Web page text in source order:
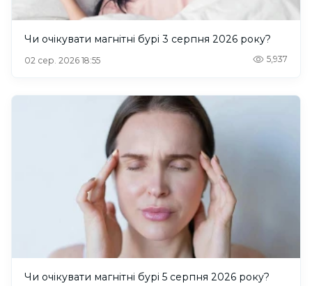
Чи очікувати магнітні бурі 3 серпня 2026 року?
02 сер. 2026 18:55 5,937
Чи очікувати магнітні бурі 5 серпня 2026 року?